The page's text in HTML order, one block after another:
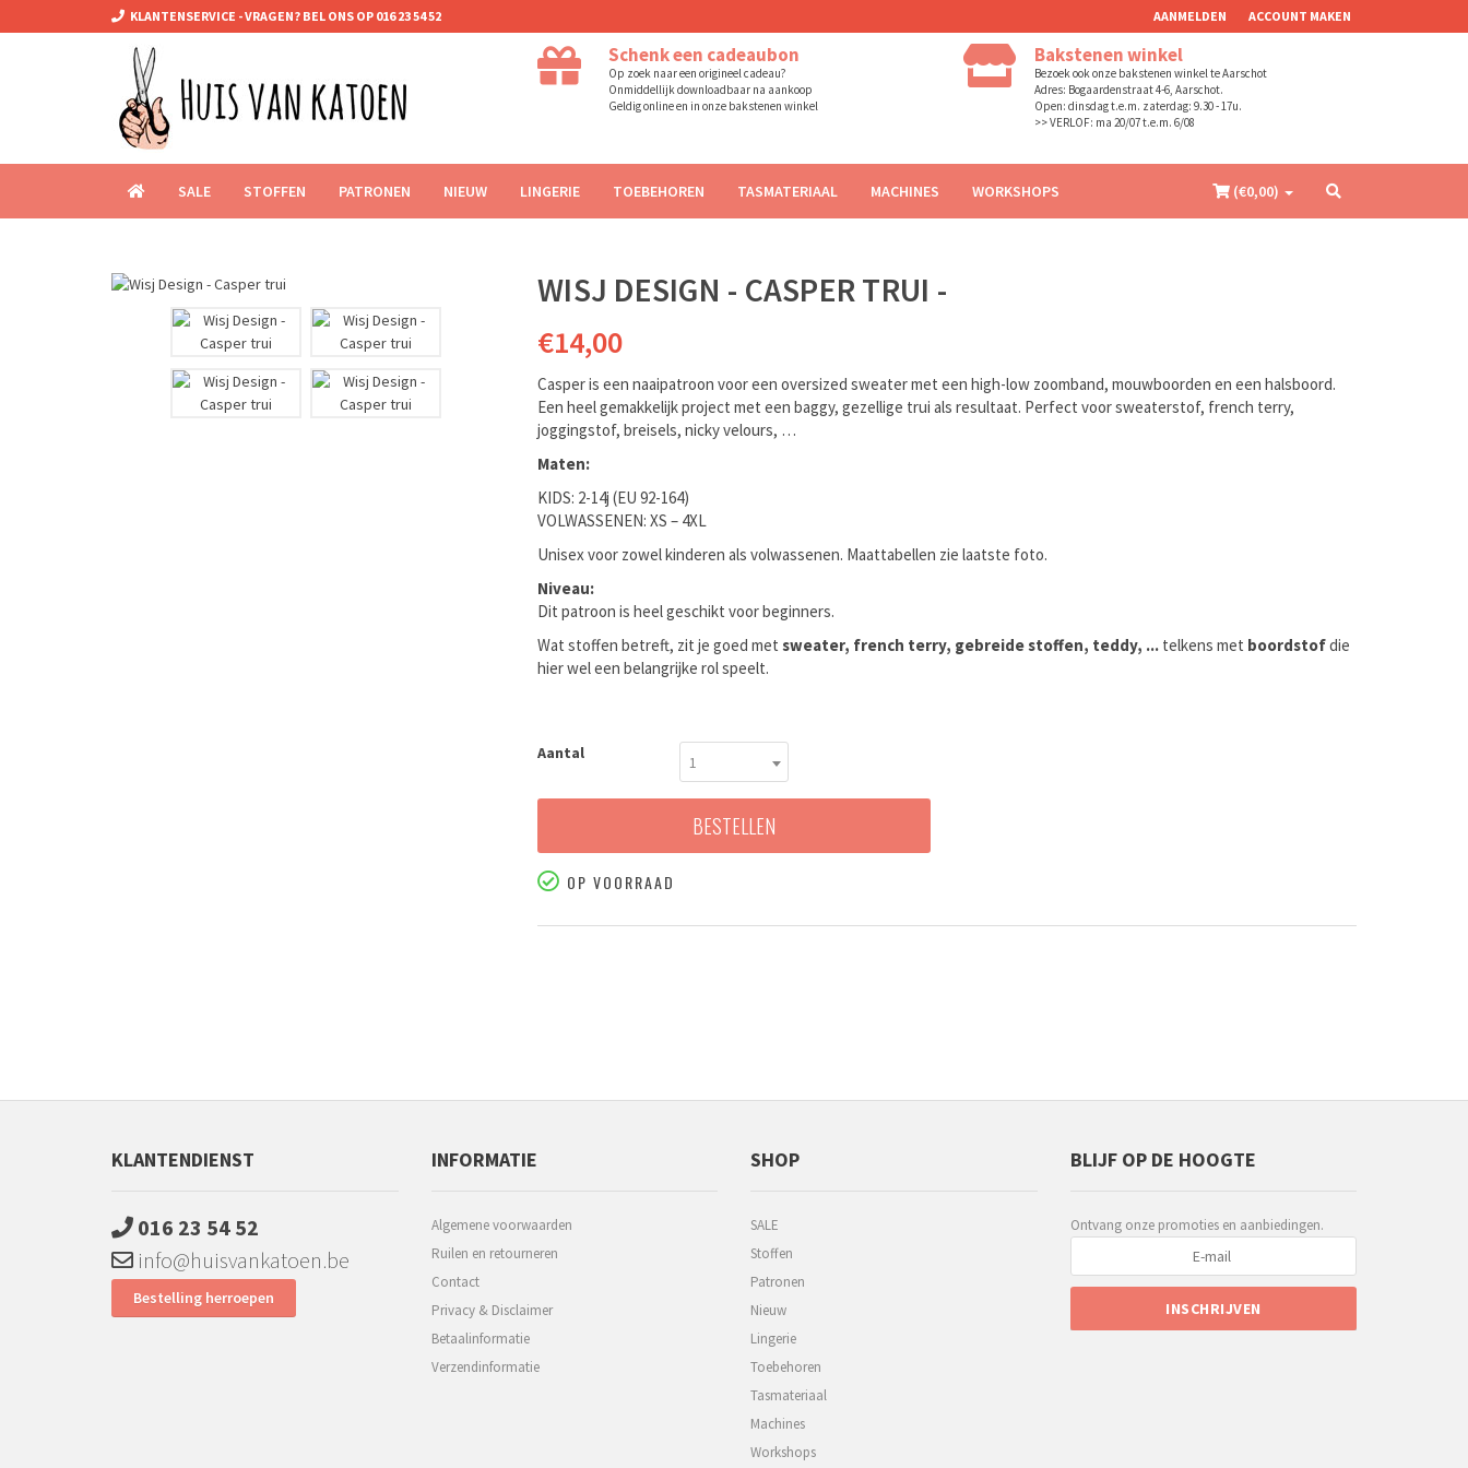
KLANTENSERVICE - VRAGEN? BEL ONS OP 016 23 54 52 AANMELDEN ACCOUNT MAKEN
Schenk een cadeaubon
Op zoek naar een origineel cadeau?
Onmiddellijk downloadbaar na aankoop
Geldig online en in onze bakstenen winkel
Bakstenen winkel
Bezoek ook onze bakstenen winkel te Aarschot
Adres: Bogaardenstraat 4-6, Aarschot.
Open: dinsdag t.e.m. zaterdag: 9.30 - 17u.
>> VERLOF: ma 20/07 t.e.m. 6/08
SALE STOFFEN PATRONEN NIEUW LINGERIE TOEBEHOREN TASMATERIAAL MACHINES WORKSHOPS (€0,00)
WISJ DESIGN - CASPER TRUI -
€14,00
Casper is een naaipatroon voor een oversized sweater met een high-low zoomband, mouwboorden en een halsboord.
Een heel gemakkelijk project met een baggy, gezellige trui als resultaat. Perfect voor sweaterstof, french terry,
joggingstof, breisels, nicky velours, …
Maten:
KIDS: 2-14j (EU 92-164)
VOLWASSENEN: XS – 4XL
Unisex voor zowel kinderen als volwassenen. Maattabellen zie laatste foto.
Niveau:
Dit patroon is heel geschikt voor beginners.
Wat stoffen betreft, zit je goed met sweater, french terry, gebreide stoffen, teddy, ... telkens met boordstofdie
hier wel een belangrijke rol speelt.
Aantal 1
BESTELLEN
OP VOORRAAD
KLANTENDIENST
016 23 54 52
info@huisvankatoen.be
Bestelling herroepen
INFORMATIE
Algemene voorwaarden
Ruilen en retourneren
Contact
Privacy & Disclaimer
Betaalinformatie
Verzendinformatie
SHOP
SALE
Stoffen
Patronen
Nieuw
Lingerie
Toebehoren
Tasmateriaal
Machines
Workshops
BLIJF OP DE HOOGTE
Ontvang onze promoties en aanbiedingen.